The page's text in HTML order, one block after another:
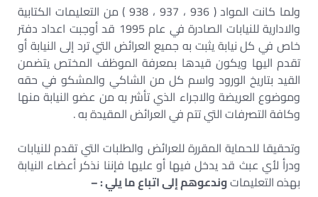
ولما كانت المواد ( 936 ، 937 ، 938 ) من التعليمات الكتابية
والادارية للنيابات الصادرة في عام 1995 قد أوجبت اعداد دفتر
خاص في كل نيابة يثبت به جميع العرائض التي ترد إلى النيابة أو
تقدم اليها ويكون قيدها بمعرفة الموظف المختص يتضمن
القيد بتاريخ الورود واسم كل من الشاكي والمشكو في حقه
وموضوع العريضة والاجراء الذي تأشر به من عضو النيابة منها
وكافة التصرفات التي تتم في العرائض المقيدة به .
وتحقيقا للحماية المقررة للعرائض والطلبات التي تقدم للنيابات
ودرأ لأي عبث قد يدخل فيها أو عليها فإننا نذكر أعضاء النيابة
بهذه التعليماتوندعوهم إلى اتباع ما يلي : –